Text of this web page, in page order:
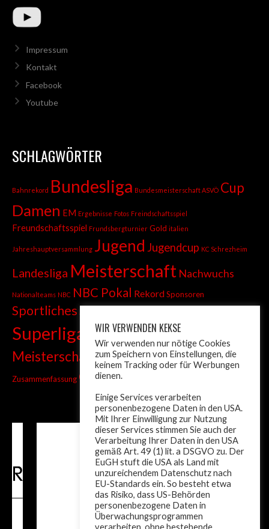
Impressum
Kontakt
Facebook
Youtube
SCHLAGWÖRTER
Bahnrekord Bundesliga Bundesmeisterschaft ASVÖ Cup
Damen EM Ergebnisse Fotos Freindschaftsspiel
Freundschaftsspiel Frundsbergturnier Gold italien
Jahreshauptversammlung Jugend Jugendcup KC Schrezheim
Landesliga Meisterschaft Nachwuchs
Nationalteams NBC NBC Pokal RekordSponsoren
SportlichesSprint
Superliga TandemTiroler Liga
Meisterschaft Trainer Turnier Weltcup wm
Zusammenfassung ÖM Österreich
WIR VERWENDEN KEKSE
Wir verwenden nur nötige Cookies
zum Speichern von Einstellungen, die
keinem Tracking oder für Werbungen
dienen.
Einige Services verarbeiten
personenbezogene Daten in den USA.
Mit Ihrer Einwilligung zur Nutzung
dieser Services stimmen Sie auch der
Verarbeitung Ihrer Daten in den USA
gemäß Art. 49 (1) lit. a DSGVO zu. Der
EuGH stuft die USA als Land mit
unzureichendem Datenschutz nach
EU-Standards ein. So besteht etwa
das Risiko, dass US-Behörden
personenbezogene Daten in
Überwachungsprogrammen
verarbeiten, ohne bestehende